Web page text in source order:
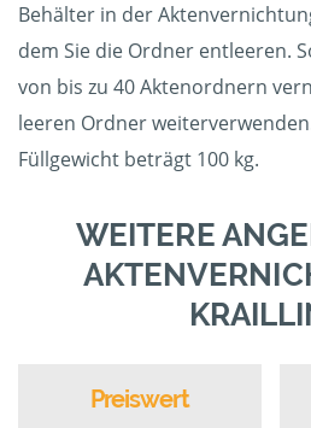
Behälter in der
dem Sie die Ordner entleeren.
von bis zu 40 Aktenordnern
leeren Ordner
Füllgewicht beträgt 100 kg.
WEITERE
Preiswert